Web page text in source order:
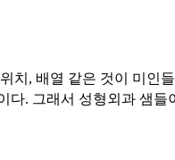
치, 배열 같은 것이 미인
다. 그래서 성형외과 샘들